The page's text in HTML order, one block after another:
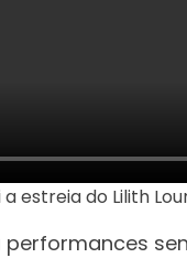
estreia do Lilith
performances